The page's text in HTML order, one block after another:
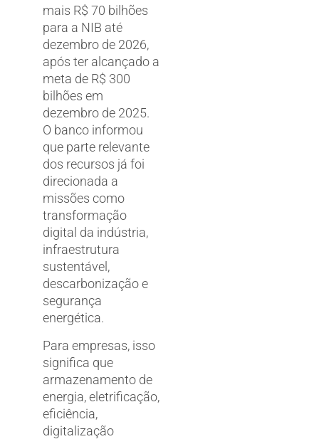
mais R$ 70 bilhões
para a NIB até
dezembro de 2026,
após ter alcançado a
meta de R$ 300
bilhões em
dezembro de 2025.
O banco informou
que parte relevante
dos recursos já foi
direcionada a
missões como
transformação
digital da indústria,
infraestrutura
sustentável,
descarbonização e
segurança
energética.
Para empresas, isso
significa que
armazenamento de
energia, eletrificação,
eficiência,
digitalização